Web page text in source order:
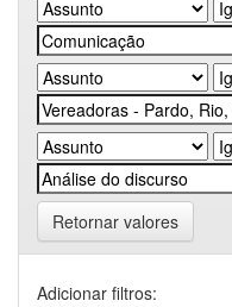
Retornar valores
Adicionar filtros: